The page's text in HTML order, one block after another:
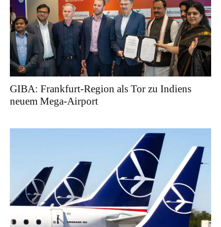
GIBA: Frankfurt-Region als Tor zu Indiens
neuem Mega-Airport